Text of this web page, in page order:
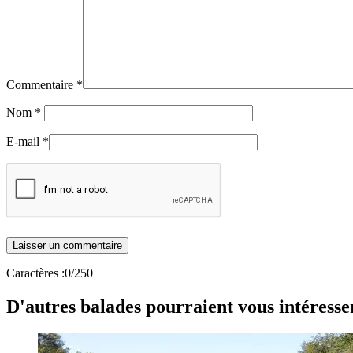
Commentaire *
Nom *
E-mail *
Caractères :0/250
D'autres balades pourraient vous